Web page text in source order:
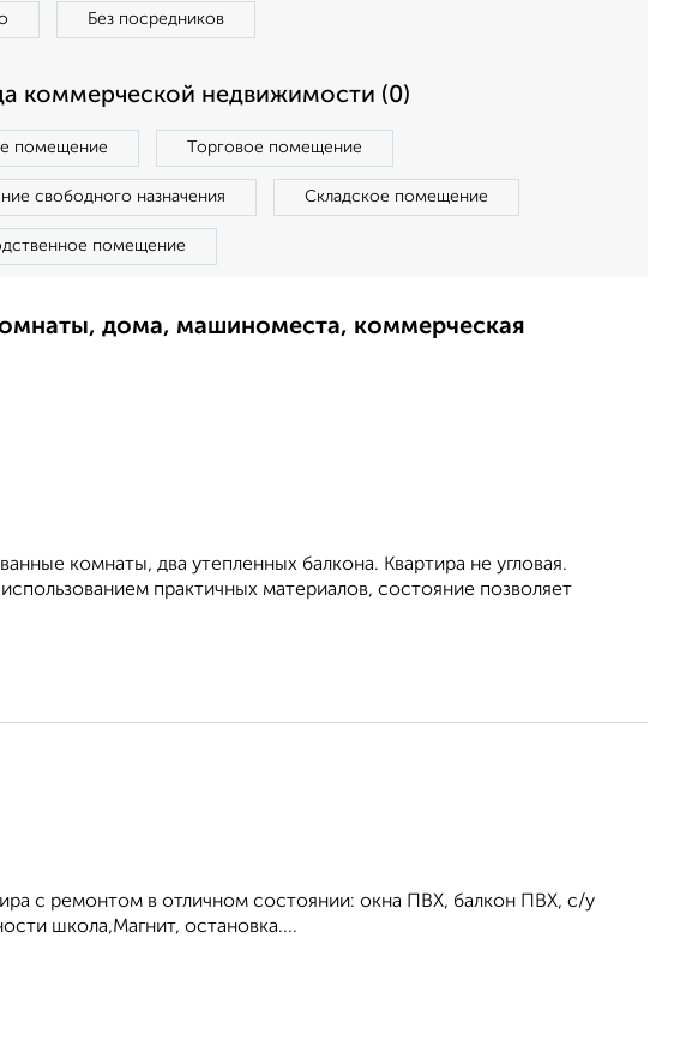
Без посредников
коммерческой недвижимости (0)
помещение Торговое помещение
свободного назначения Складское помещение
помещение
дома, машиноместа, коммерческая
комнаты, два утепленных балкона. Квартира не угловая.
практичных материалов, состояние позволяет
с ремонтом в отличном состоянии: окна ПВХ, балкон ПВХ, с/у
школа,Магнит, остановка....